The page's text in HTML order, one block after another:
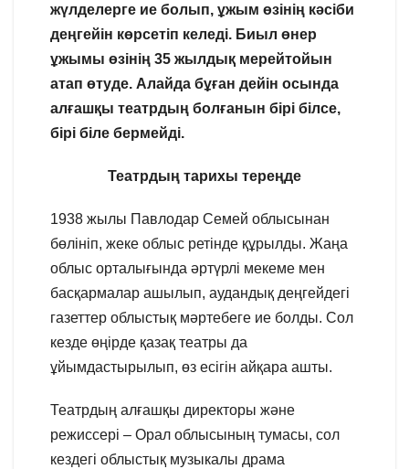
жүлделерге ие болып, ұжым өзінің кәсіби
деңгейін көрсетіп келеді. Биыл өнер
ұжымы өзінің 35 жылдық мерейтойын
атап өтуде. Алайда бұған дейін осында
алғашқы театрдың болғанын бірі білсе,
бірі біле бермейді.
Театрдың тарихы тереңде
1938 жылы Павлодар Семей облысынан
бөлініп, жеке облыс ретінде құрылды. Жаңа
облыс орталығында әртүрлі мекеме мен
басқармалар ашылып, аудандық деңгейдегі
газеттер облыстық мәртебеге ие болды. Сол
кезде өңірде қазақ театры да
ұйымдастырылып, өз есігін айқара ашты.
Театрдың алғашқы директоры және
режиссері – Орал облысының тумасы, сол
кездегі облыстық музыкалы драма